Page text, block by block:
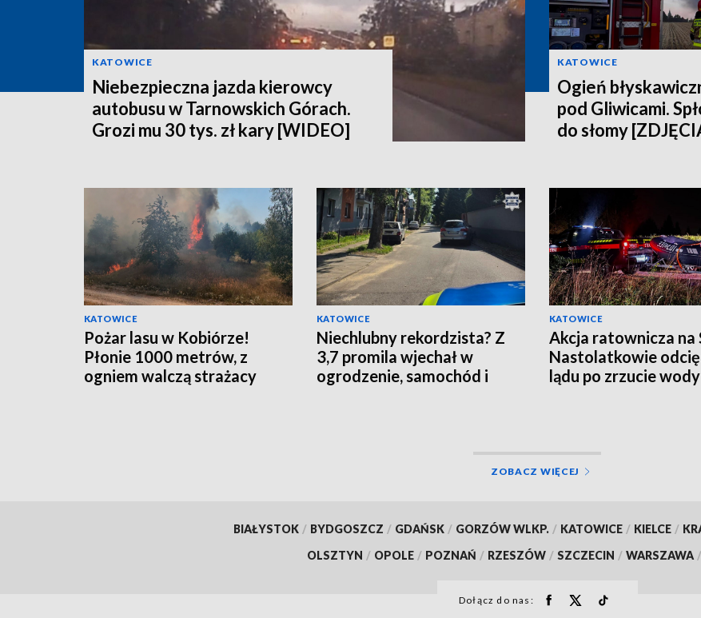
KATOWICE
Niebezpieczna jazda kierowcy
autobusu w Tarnowskich Górach.
Grozi mu 30 tys. zł kary [WIDEO]
KATOWICE
Ogień
pod Gliwicami.
do słomy
KATOWICE
Pożar lasu w Kobiórze!
Płonie 1000 metrów, z
ogniem walczą strażacy
KATOWICE
Niechlubny rekordzista? Z
3,7 promila wjechał w
ogrodzenie, samochód i
KATOWICE
Akcja ratownicza na
Nastolatkowie
lądu po zrzucie wody
ZOBACZ WIĘCEJ
BIAŁYSTOK / BYDGOSZCZ / GDAŃSK / GORZÓW WLKP. / KATOWICE / KIELCE /
OLSZTYN / OPOLE / POZNAŃ / RZESZÓW / SZCZECIN / WARSZAWA /
Dołącz do nas: